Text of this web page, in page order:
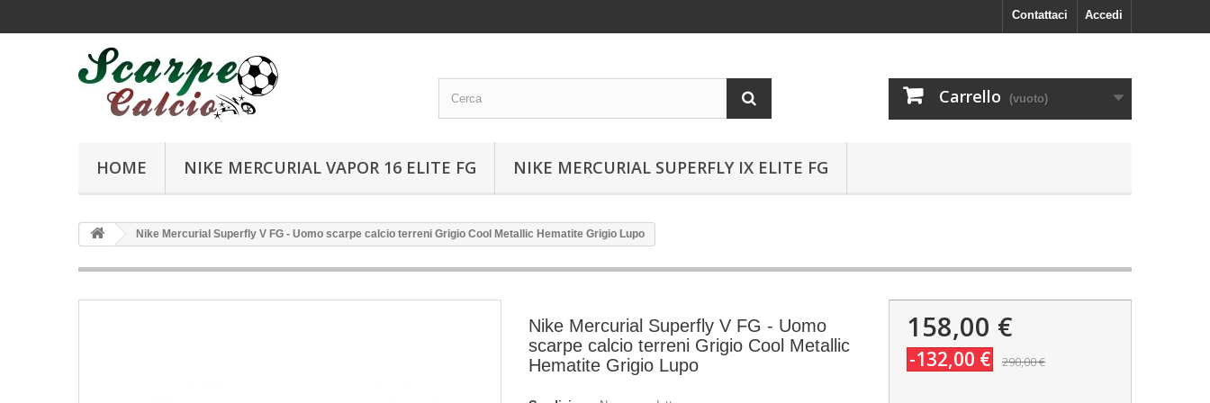
Accedi
Contattaci
Carrello (vuoto)
HOME NIKE MERCURIAL VAPOR 16 ELITE FG NIKE MERCURIAL SUPERFLY IX ELITE FG
Nike Mercurial Superfly V FG - Uomo scarpe calcio terreni Grigio Cool Metallic Hematite Grigio Lupo
Nike Mercurial Superfly V FG - Uomo
scarpe calcio terreni Grigio Cool Metallic
Hematite Grigio Lupo
158,00 €
-132,00 € 290,00 €